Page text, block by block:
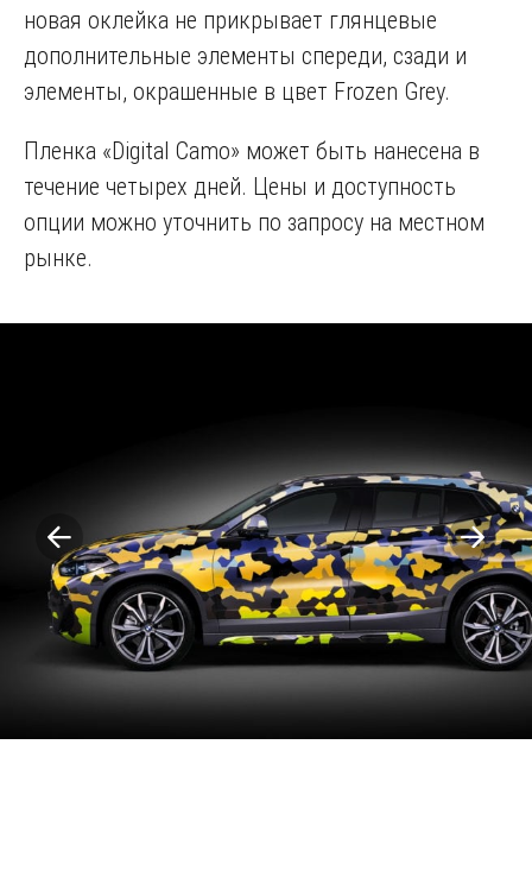
новая оклейка не прикрывает глянцевые
дополнительные элементы спереди, сзади и
элементы, окрашенные в цвет Frozen Grey.
Пленка «Digital Camo» может быть нанесена в
течение четырех дней. Цены и доступность
опции можно уточнить по запросу на местном
рынке.